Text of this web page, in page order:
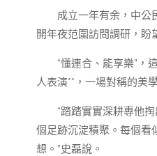
成立一年有余，中公
開年夜范圍訪問調研，
“懂連合、能享樂”，
人表演**，一場對稱的美
“踏踏實實深耕專他
個足跡沉淀積聚。每個看
想。”史磊說。